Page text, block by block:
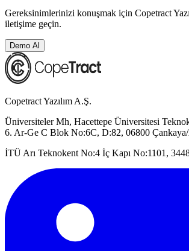
Gereksinimlerinizi konuşmak için Copetract
iletişime geçin.
Demo Al
Copetract Yazılım A.Ş.
Üniversiteler Mh, Hacettepe Üniversitesi
6. Ar-Ge C Blok No:6C, D:82, 06800
İTÜ Arı Teknokent No:4 İç Kapı No:1101,